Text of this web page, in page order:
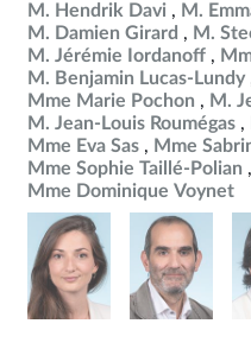
M. Hendrik Davi
M.
M. Damien Girard
M.
M. Jérémie Iordanoff
M. Benjamin Lucas-Lundy
Mme Marie Pochon
M.
M. Jean-Louis Roumégas
Mme Eva Sas
Mme
Mme Sophie Taillé-Polian
Mme Dominique Voynet